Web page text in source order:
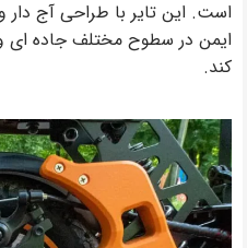
است. این تایر با طراحی آج
ایمن در سطوح مختلف جاده ای
کند.